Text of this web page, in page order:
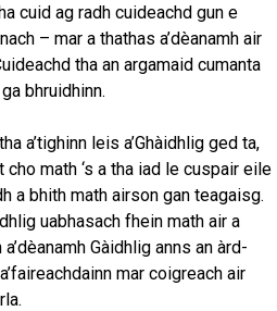
cuid ag radh cuideachd gun e
– mar a thathas a’dèanamh air
tha an argamaid cumanta
bhruidhinn.
a’tighinn leis a’Ghàidhlig ged ta,
math ‘s a tha iad le cuspair eile
a bhith math airson gan teagaisg.
uabhasach fhein math air a
Gàidhlig anns an àrd-
mar coigreach air